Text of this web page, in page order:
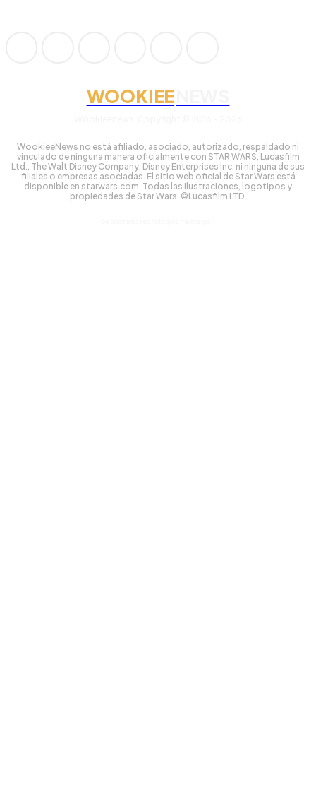
WOOKIEE
WookieeNews no está afiliado, asociado, autorizado, respaldado ni
vinculado de ninguna manera oficialmente con STAR WARS, Lucasfilm
Ltd., The Walt Disney Company, Disney Enterprises Inc. ni ninguna de sus
filiales o empresas asociadas. El sitio web oficial de Star Wars está
disponible en starwars.com. Todas las ilustraciones, logotipos y
propiedades de Star Wars: ©Lucasfilm LTD.